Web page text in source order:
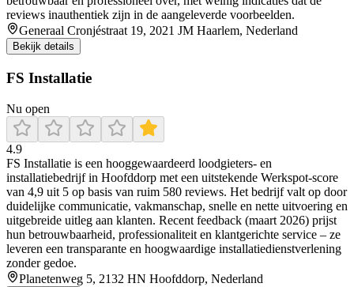
reviews inauthentiek zijn in de aangeleverde voorbeelden.
Generaal Cronjéstraat 19, 2021 JM Haarlem, Nederland
Bekijk details
FS Installatie
Nu open
4.9
FS Installatie is een hooggewaardeerd loodgieters- en
installatiebedrijf in Hoofddorp met een uitstekende Werkspot-score
van 4,9 uit 5 op basis van ruim 580 reviews. Het bedrijf valt op door
duidelijke communicatie, vakmanschap, snelle en nette uitvoering en
uitgebreide uitleg aan klanten. Recent feedback (maart 2026) prijst
hun betrouwbaarheid, professionaliteit en klantgerichte service – ze
leveren een transparante en hoogwaardige installatiedienstverlening
zonder gedoe.
Planetenweg 5, 2132 HN Hoofddorp, Nederland